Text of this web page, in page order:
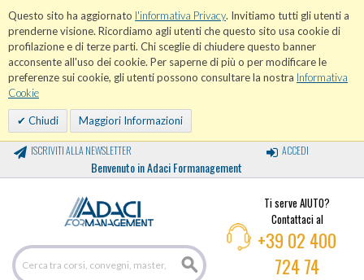
Questo sito ha aggiornato l'informativa Privacy. Invitiamo tutti gli utenti a
prenderne visione. Ricordiamo agli utenti che questo sito usa cookie di
profilazione e di terze parti. Chi sceglie di chiudere questo banner
acconsente all'uso dei cookie. Per saperne di più o per modificare le
preferenze sui cookie, gli utenti possono consultare la nostra Informativa
Cookie
Chiudi Maggiori Informazioni
ISCRIVITI ALLA NEWSLETTER
Benvenuto in Adaci Formanagement
ACCEDI
Ti serve AIUTO?
Contattaci al
+39 02 400
724 74